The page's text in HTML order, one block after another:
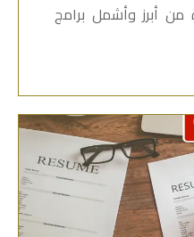
من أبرز وأشمل برامج